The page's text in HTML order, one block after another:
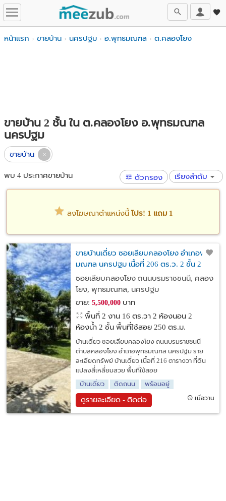
หน้าแรก ขายบ้าน นครปฐม อ.พุทธมณฑล ต.คลองโยง
ขายบ้าน 2 ชั้น ใน ต.คลองโยง อ.พุทธมณฑล
นครปฐม
ขายบ้าน
พบ 4 ประกาศขายบ้าน ตัวกรอง เรียงลำดับ
ลงโฆษณาตำแหน่งนี้ โปร! 1 แถม 1
ขายบ้านเดี่ยว ซอยเลียบคลองโยง อำเภอพุทธ
มณฑล นครปฐม เนื้อที่ 206 ตร.ว. 2 ชั้น 2
นอน 2 น้ำ
ซอยเลียบคลองโยง ถนนบรมราชชนนี, คลอง
โยง, พุทธมณฑล, นครปฐม
ขาย: 5,500,000บาท
พื้นที่ 2 งาน 16 ตร.วา 2 ห้องนอน 2
ห้องน้ำ 2 ชั้น พื้นที่ใช้สอย 250 ตร.ม.
บ้านเดี่ยว ซอยเลียบคลองโยง ถนนบรมราชชนนี
ตำบลคลองโยง อำเภอพุทธมณฑล นครปฐม ราย
ละเอียดทรัพย์ บ้านเดี่ยว เนื้อที่ 216 ตารางวา ที่ดิน
แปลงสี่เหลี่ยมสวย พื้นที่ใช้สอย
บ้านเดี่ยว
ติดถนน พร้อมอยู่
ดูรายละเอียด - ติดต่อ เมื่อวาน